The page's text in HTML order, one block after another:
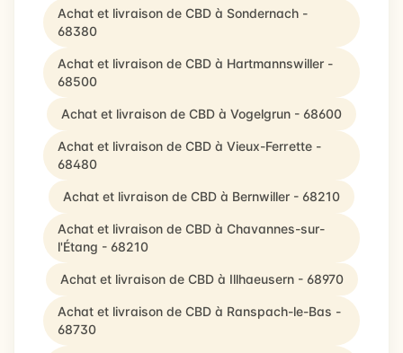
Achat et livraison de CBD à Sondernach -
68380
Achat et livraison de CBD à Hartmannswiller -
68500
Achat et livraison de CBD à Vogelgrun - 68600
Achat et livraison de CBD à Vieux-Ferrette -
68480
Achat et livraison de CBD à Bernwiller - 68210
Achat et livraison de CBD à Chavannes-sur-
l'Étang - 68210
Achat et livraison de CBD à Illhaeusern - 68970
Achat et livraison de CBD à Ranspach-le-Bas -
68730